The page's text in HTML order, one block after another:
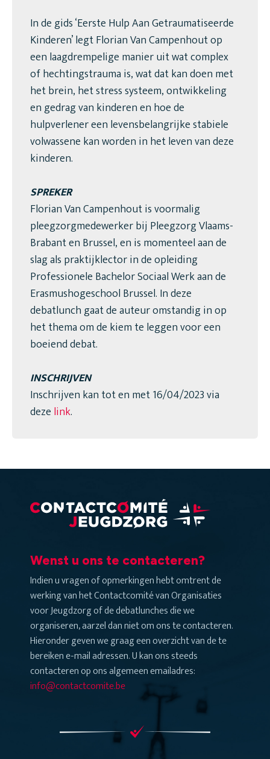
In de gids ‘Eerste Hulp Aan Getraumatiseerde
Kinderen’ legt Florian Van Campenhout op
een laagdrempelige manier uit wat complex
of hechtingstrauma is, wat dat kan doen met
het brein, het stress systeem, ontwikkeling
en gedrag van kinderen en hoe de
hulpverlener een levensbelangrijke stabiele
volwassene kan worden in het leven van deze
kinderen.
SPREKER
Florian Van Campenhout is voormalig
pleegzorgmedewerker bij Pleegzorg Vlaams-
Brabant en Brussel, en is momenteel aan de
slag als praktijklector in de opleiding
Professionele Bachelor Sociaal Werk aan de
Erasmushogeschool Brussel. In deze
debatlunch gaat de auteur omstandig in op
het thema om de kiem te leggen voor een
boeiend debat.
INSCHRIJVEN
Inschrijven kan tot en met 16/04/2023 via
deze link.
Wenst u ons te contacteren?
Indien u vragen of opmerkingen hebt omtrent de
werking van het Contactcomité van Organisaties
voor Jeugdzorg of de debatlunches die we
organiseren, aarzel dan niet om ons te contacteren.
Hieronder geven we graag een overzicht van de te
bereiken e-mail adressen. U kan ons steeds
contacteren op ons algemeen emailadres:
info@contactcomite.be